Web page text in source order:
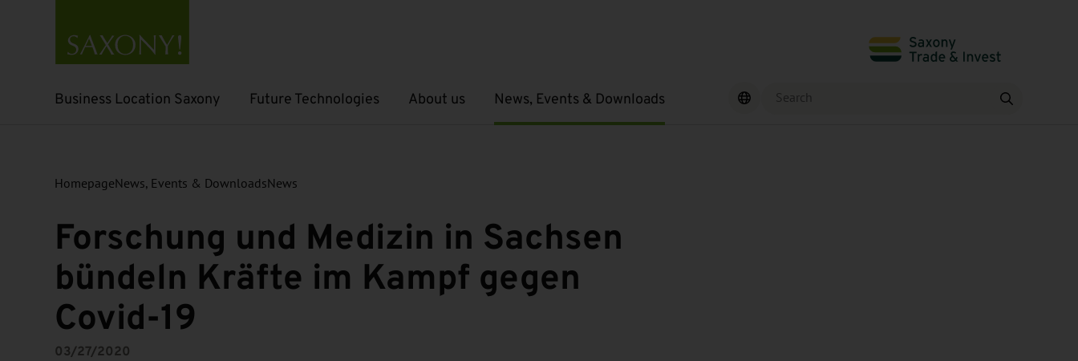
Business Location Saxony
Open submenu Future Technologies
Open submenu About us
Open submenu News, Events & Downloads
Open submenu Find
HomepageNews, Events & DownloadsNews
Forschung und Medizin in Sachsen
bündeln Kräfte im Kampf gegen
Covid-19
03/27/2020